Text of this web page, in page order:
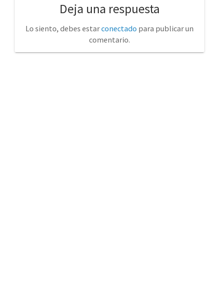
Deja una respuesta
Lo siento, debes estarconectado para publicar un
comentario.